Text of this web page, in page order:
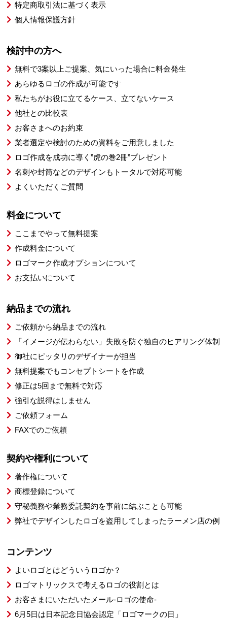
特定商取引法に基づく表示
個人情報保護方針
検討中の方へ
無料で3案以上ご提案、気にいった場合に料金発生
あらゆるロゴの作成が可能です
私たちがお役に立てるケース、立てないケース
他社との比較表
お客さまへのお約束
業者選定や検討のための資料をご用意しました
ロゴ作成を成功に導く”虎の巻2冊”プレゼント
名刺や封筒などのデザインもトータルで対応可能
よくいただくご質問
料金について
ここまでやって無料提案
作成料金について
ロゴマーク作成オプションについて
お支払いについて
納品までの流れ
ご依頼から納品までの流れ
「イメージが伝わらない」失敗を防ぐ独自のヒアリング体制
御社にピッタリのデザイナーが担当
無料提案でもコンセプトシートを作成
修正は5回まで無料で対応
強引な説得はしません
ご依頼フォーム
FAXでのご依頼
契約や権利について
著作権について
商標登録について
守秘義務や業務委託契約を事前に結ぶことも可能
弊社でデザインしたロゴを盗用してしまったラーメン店の例
コンテンツ
よいロゴとはどういうロゴか？
ロゴマトリックスで考えるロゴの役割とは
お客さまにいただいたメール-ロゴの使命-
6月5日は日本記念日協会認定「ロゴマークの日」